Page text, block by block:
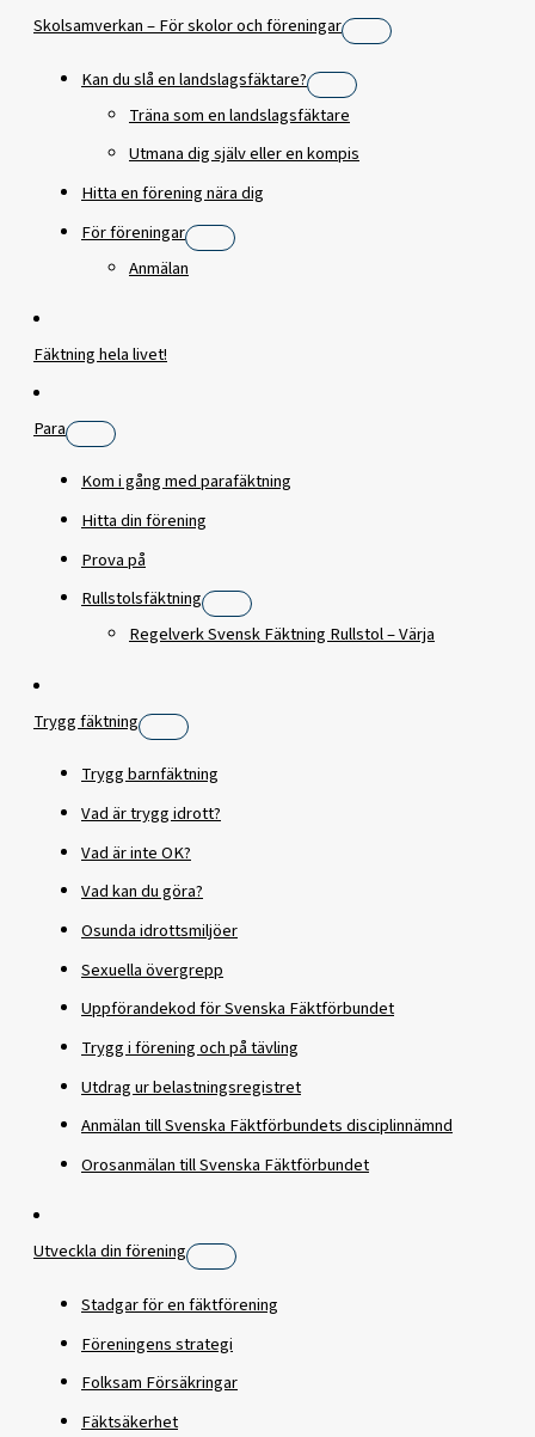
Skolsamverkan – För skolor och föreningar
Kan du slå en landslagsfäktare?
Träna som en landslagsfäktare
Utmana dig själv eller en kompis
Hitta en förening nära dig
För föreningar
Anmälan
Fäktning hela livet!
Para
Kom i gång med parafäktning
Hitta din förening
Prova på
Rullstolsfäktning
Regelverk Svensk Fäktning Rullstol – Värja
Trygg fäktning
Trygg barnfäktning
Vad är trygg idrott?
Vad är inte OK?
Vad kan du göra?
Osunda idrottsmiljöer
Sexuella övergrepp
Uppförandekod för Svenska Fäktförbundet
Trygg i förening och på tävling
Utdrag ur belastningsregistret
Anmälan till Svenska Fäktförbundets disciplinnämnd
Orosanmälan till Svenska Fäktförbundet
Utveckla din förening
Stadgar för en fäktförening
Föreningens strategi
Folksam Försäkringar
Fäktsäkerhet